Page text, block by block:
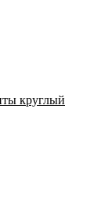
круглый